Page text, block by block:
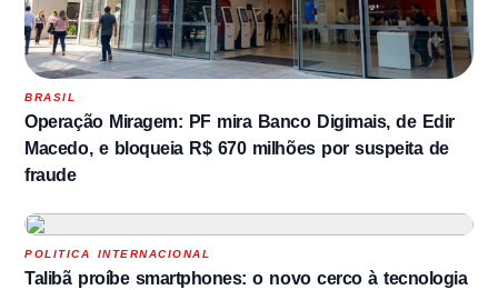
BRASIL
Operação Miragem: PF mira Banco Digimais, de Edir
Macedo, e bloqueia R$ 670 milhões por suspeita de
fraude
POLITICA INTERNACIONAL
Talibã proíbe smartphones: o novo cerco à tecnologia